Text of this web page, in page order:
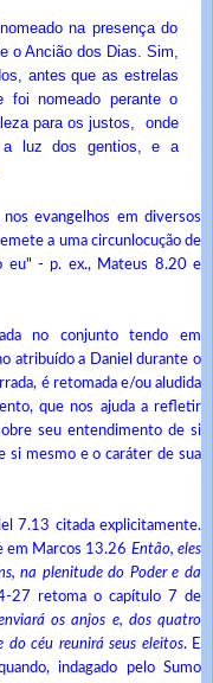
na presença do
o Ancião dos Dias. Sim,
antes que as estrelas
foi nomeado perante o
para os justos, onde
a luz dos gentios, e a
nos evangelhos em diversos
a uma circunlocução de
eu" - p. ex., Mateus 8.20 e
no conjunto tendo em
atribuído a Daniel durante o
é retomada e/ou aludida
que nos ajuda a refletir
seu entendimento de si
si mesmo e o caráter de sua
7.13 citada explicitamente.
em Marcos 13.26 Então, eles
na plenitude do Poder e da
27 retoma o capítulo 7 de
os anjos e, dos quatro
céu reunirá seus eleitos. E
indagado pelo Sumo